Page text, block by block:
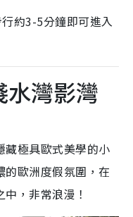
約3-5分鐘即可進入
水灣影灣
藏極具歐式美學的小
歐洲度假氛圍，在
，非常浪漫！